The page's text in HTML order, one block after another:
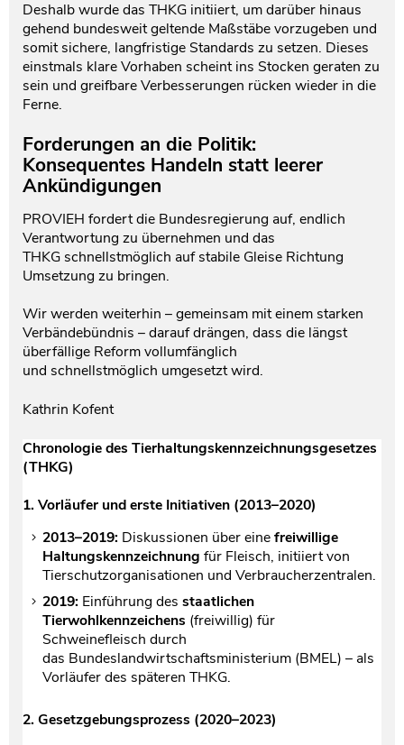
Deshalb wurde das THKG initiiert, um darüber hinaus
gehend bundesweit geltende Maßstäbe vorzugeben und
somit sichere, langfristige Standards zu setzen. Dieses
einstmals klare Vorhaben scheint ins Stocken geraten zu
sein und greifbare Verbesserungen rücken wieder in die
Ferne.
Forderungen an die Politik:
Konsequentes Handeln statt leerer
Ankündigungen
PROVIEH fordert die Bundesregierung auf, endlich
Verantwortung zu übernehmen und das
THKG schnellstmöglich auf stabile Gleise Richtung
Umsetzung zu bringen.
Wir werden weiterhin – gemeinsam mit einem starken
Verbändebündnis – darauf drängen, dass die längst
überfällige Reform vollumfänglich
und schnellstmöglich umgesetzt wird.
Kathrin Kofent
Chronologie des Tierhaltungskennzeichnungsgesetzes
(THKG)
1. Vorläufer und erste Initiativen (2013–2020)
2013–2019: Diskussionen über einefreiwillige
Haltungskennzeichnung für Fleisch, initiiert von
Tierschutzorganisationen und Verbraucherzentralen.
2019: Einführung des staatlichen
Tierwohlkennzeichens (freiwillig) für
Schweinefleisch durch
das Bundeslandwirtschaftsministerium (BMEL) – als
Vorläufer des späteren THKG.
2. Gesetzgebungsprozess (2020–2023)